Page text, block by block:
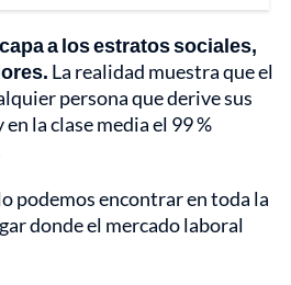
a los estratos sociales,
La realidad muestra que el
persona que derive sus
la clase media el 99 %
podemos encontrar en toda la
donde el mercado laboral